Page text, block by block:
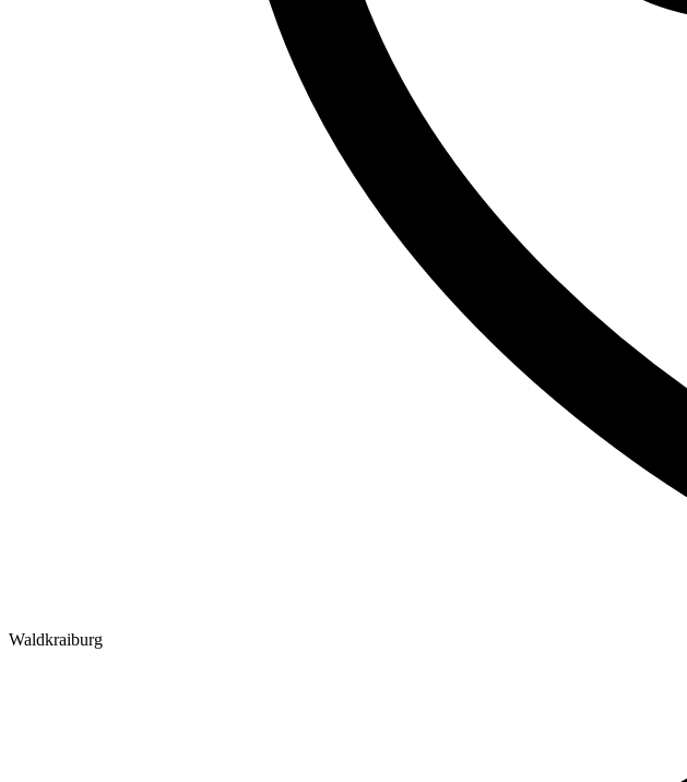
Waldkraiburg